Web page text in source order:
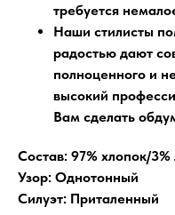
требуется
Наши стилисты
радостью дают
полноценного и
высокий
Вам сделать
Состав: 97% хлопок/3%
Узор: Однотонный
Силуэт: Приталенный